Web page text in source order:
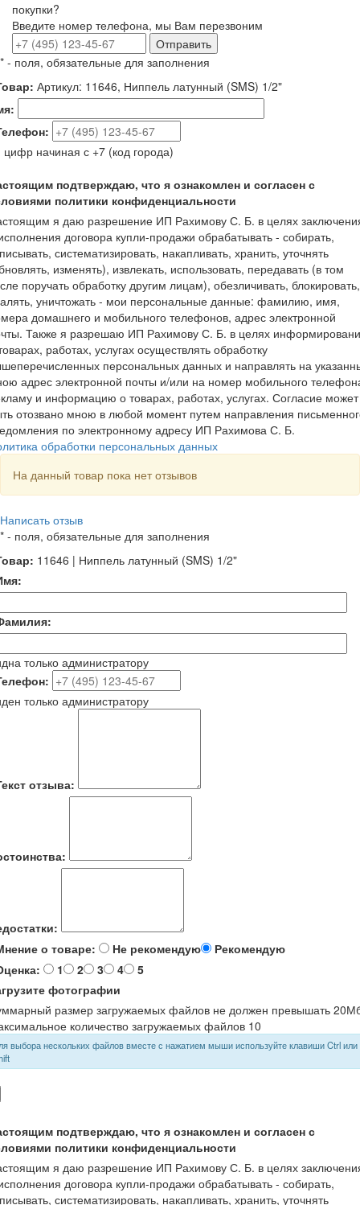
покупки?
Введите номер телефона, мы Вам перезвоним
Отправить
* - поля, обязательные для заполнения
Артикул: 11646, Ниппель латунный (SMS) 1/2"
цифр начиная с +7 (код города)
подтверждаю, что я ознакомлен и согласен с
политики конфиденциальности
я даю разрешение ИП Рахимову С. Б. в целях
договора купли-продажи обрабатывать - собирать,
систематизировать, накапливать, хранить, уточнять
изменять), извлекать, использовать, передавать (в том
поручать обработку другим лицам), обезличивать, блокировать,
уничтожать - мои персональные данные: фамилию, имя,
домашнего и мобильного телефонов, адрес электронной
Также я разрешаю ИП Рахимову С. Б. в целях
работах, услугах осуществлять обработку
персональных данных и направлять на
адрес электронной почты и/или на номер мобильного
и информацию о товарах, работах, услугах. Согласие может
отозвано мною в любой момент путем направления
по электронному адресу ИП Рахимова С. Б.
обработки персональных данных
На данный товар пока нет отзывов
Написать отзыв
* - поля, обязательные для заполнения
11646 | Ниппель латунный (SMS) 1/2"
только администратору
только администратору
отзыва:
о товаре:
Не рекомендую
Рекомендую
1 2 3 4
5
фотографии
размер загружаемых файлов не должен превышать
количество загружаемых файлов 10
выбора нескольких файлов вместе с нажатием мыши используйте клавиши Ctrl или
подтверждаю, что я ознакомлен и согласен с
политики конфиденциальности
я даю разрешение ИП Рахимову С. Б. в целях
договора купли-продажи обрабатывать - собирать,
систематизировать, накапливать, хранить, уточнять